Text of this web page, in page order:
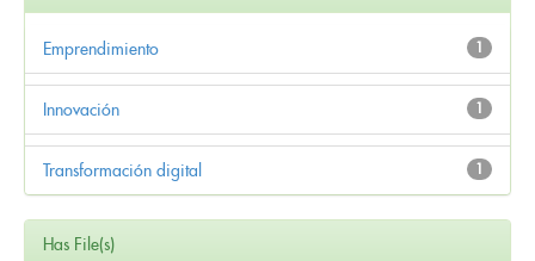
1
Emprendimiento
1
Innovación
1
Transformación digital
Has File(s)